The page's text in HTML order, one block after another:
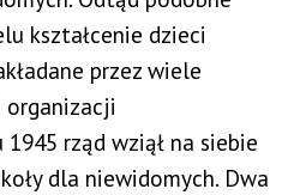
kształcenie dzieci
przez wiele
organizacji
rząd wziął na siebie
dla niewidomych. Dwa